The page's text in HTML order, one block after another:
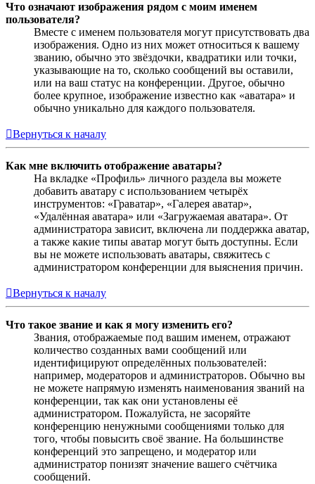
Что означают изображения рядом с моим именем
пользователя?
Вместе с именем пользователя могут присутствовать два
изображения. Одно из них может относиться к вашему
званию, обычно это звёздочки, квадратики или точки,
указывающие на то, сколько сообщений вы оставили,
или на ваш статус на конференции. Другое, обычно
более крупное, изображение известно как «аватара» и
обычно уникально для каждого пользователя.
Вернуться к началу
Как мне включить отображение аватары?
На вкладке «Профиль» личного раздела вы можете
добавить аватару с использованием четырёх
инструментов: «Граватар», «Галерея аватар»,
«Удалённая аватара» или «Загружаемая аватара». От
администратора зависит, включена ли поддержка аватар,
а также какие типы аватар могут быть доступны. Если
вы не можете использовать аватары, свяжитесь с
администратором конференции для выяснения причин.
Вернуться к началу
Что такое звание и как я могу изменить его?
Звания, отображаемые под вашим именем, отражают
количество созданных вами сообщений или
идентифицируют определённых пользователей:
например, модераторов и администраторов. Обычно вы
не можете напрямую изменять наименования званий на
конференции, так как они установлены её
администратором. Пожалуйста, не засоряйте
конференцию ненужными сообщениями только для
того, чтобы повысить своё звание. На большинстве
конференций это запрещено, и модератор или
администратор понизят значение вашего счётчика
сообщений.